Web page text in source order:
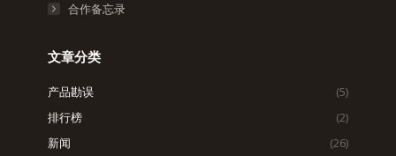
合作备忘录
文章分类
产品勘误
(5)
排行榜
(2)
新闻
(26)